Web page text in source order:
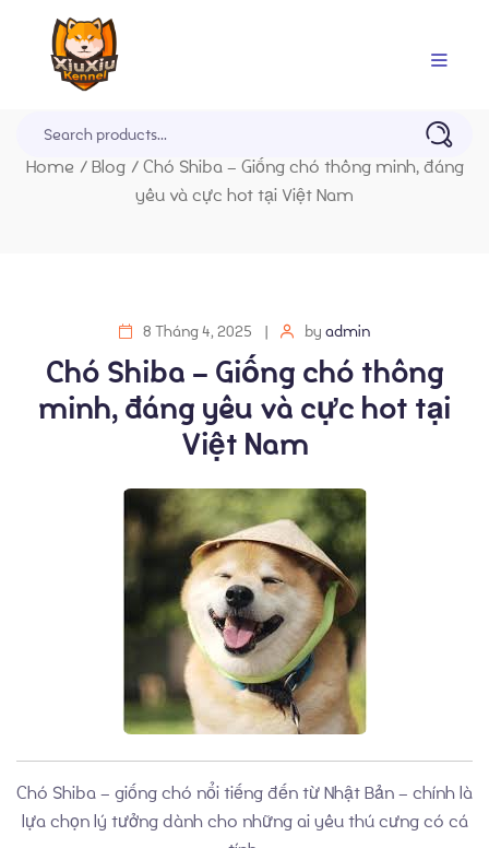
Trang Chủ
Home / Blog / Chó Shiba – Giống chó thông minh, đáng
yêu và cực hot tại Việt Nam
8 Tháng 4, 2025 by admin
Chó Shiba – Giống chó thông
minh, đáng yêu và cực hot tại
Việt Nam
Chó Shiba – giống chó nổi tiếng đến từ Nhật Bản – chính là
lựa chọn lý tưởng dành cho những ai yêu thú cưng có cá